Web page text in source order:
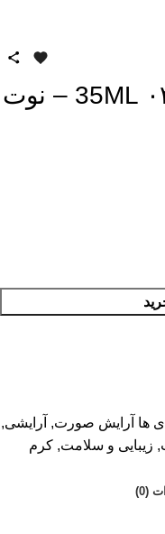
ها آرایش صورت, آرایشی,
, زیبایی و سلامت, کرم
(0)